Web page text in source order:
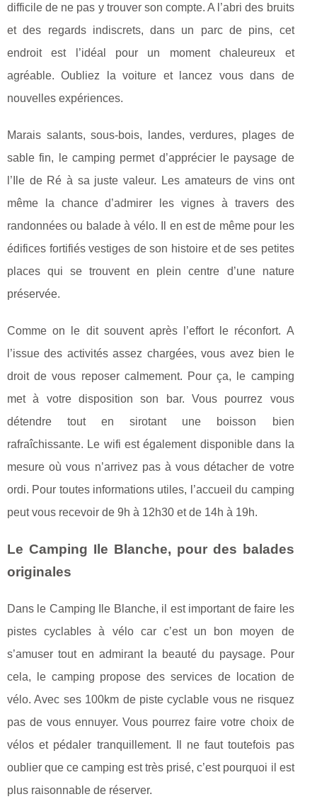
difficile de ne pas y trouver son compte. A l’abri des bruits
et des regards indiscrets, dans un parc de pins, cet
endroit est l’idéal pour un moment chaleureux et
agréable. Oubliez la voiture et lancez vous dans de
nouvelles expériences.
Marais salants, sous-bois, landes, verdures, plages de
sable fin, le camping permet d’apprécier le paysage de
l’Ile de Ré à sa juste valeur. Les amateurs de vins ont
même la chance d’admirer les vignes à travers des
randonnées ou balade à vélo. Il en est de même pour les
édifices fortifiés vestiges de son histoire et de ses petites
places qui se trouvent en plein centre d’une nature
préservée.
Comme on le dit souvent après l’effort le réconfort. A
l’issue des activités assez chargées, vous avez bien le
droit de vous reposer calmement. Pour ça, le camping
met à votre disposition son bar. Vous pourrez vous
détendre tout en sirotant une boisson bien
rafraîchissante. Le wifi est également disponible dans la
mesure où vous n’arrivez pas à vous détacher de votre
ordi. Pour toutes informations utiles, l’accueil du camping
peut vous recevoir de 9h à 12h30 et de 14h à 19h.
Le Camping Ile Blanche, pour des balades
originales
Dans le Camping Ile Blanche, il est important de faire les
pistes cyclables à vélo car c’est un bon moyen de
s’amuser tout en admirant la beauté du paysage. Pour
cela, le camping propose des services de location de
vélo. Avec ses 100km de piste cyclable vous ne risquez
pas de vous ennuyer. Vous pourrez faire votre choix de
vélos et pédaler tranquillement. Il ne faut toutefois pas
oublier que ce camping est très prisé, c’est pourquoi il est
plus raisonnable de réserver.